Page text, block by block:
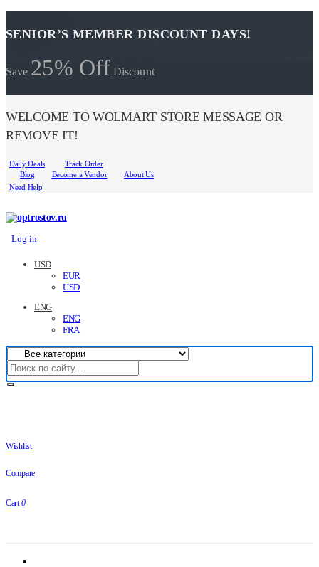
SENIOR’S MEMBER DISCOUNT DAYS!
Save 25% Off Discount
WELCOME TO WOLMART STORE MESSAGE OR
REMOVE IT!
Daily Deals
Track Order
Blog
Become a Vendor
About Us
Need Help
Log in
USD
EUR
USD
ENG
ENG
FRA
Wishlist
Compare
Cart 0